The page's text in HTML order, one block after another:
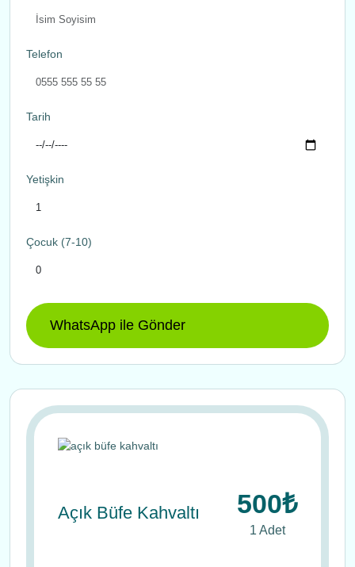
Telefon
Tarih
Yetişkin
Çocuk (7-10)
WhatsApp ile Gönder
Açık Büfe Kahvaltı 500₺
1 Adet